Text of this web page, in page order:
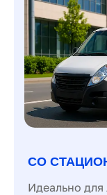
СО
Идеально